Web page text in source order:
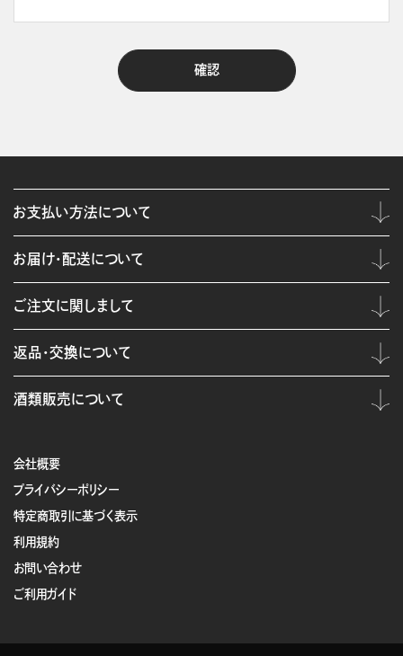
会社概要
プライバシーポリシー
特定商取引に基づく表示
利用規約
お問い合わせ
ご利用ガイド
お支払い方法について
お届け・配送について
ご注文に関しまして
返品・交換について
酒類販売について